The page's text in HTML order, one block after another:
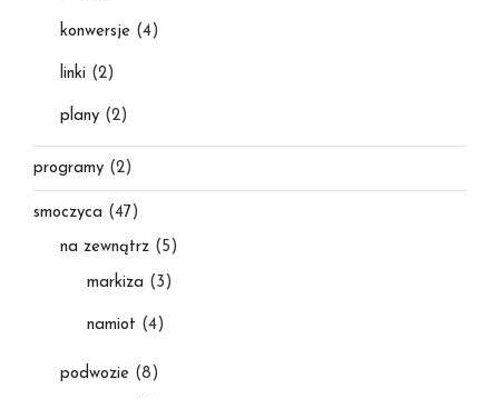
konwersje (4)
linki (2)
plany (2)
programy (2)
smoczyca (47)
na zewnątrz (5)
markiza (3)
namiot (4)
podwozie (8)